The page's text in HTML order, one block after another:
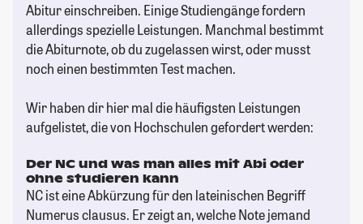
Abitur einschreiben. Einige Studiengänge fordern
allerdings spezielle Leistungen. Manchmal bestimmt
die Abiturnote, ob du zugelassen wirst, oder musst
noch einen bestimmten Test machen.
Wir haben dir hier mal die häufigsten Leistungen
aufgelistet, die von Hochschulen gefordert werden:
Der NC und was man alles mit Abi oder
ohne studieren kann
NC ist eine Abkürzung für den lateinischen Begriff
Numerus clausus. Er zeigt an, welche Note jemand